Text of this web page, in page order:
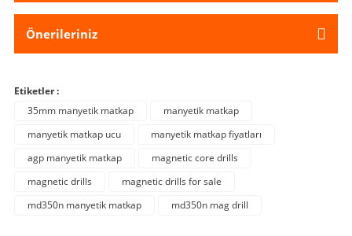
Önerileriniz
Etiketler :
35mm manyetik matkap
manyetik matkap
manyetik matkap ucu
manyetik matkap fiyatları
agp manyetik matkap
magnetic core drills
magnetic drills
magnetic drills for sale
md350n manyetik matkap
md350n mag drill